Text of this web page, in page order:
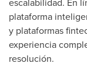
plataforma
y plataformas
experiencia
resolución.